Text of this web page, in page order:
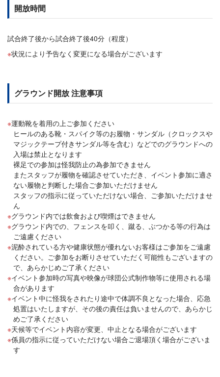
開放時間
試合終了後から試合終了後40分（程度）
状況により予告なく変更になる場合がございます
グラウンド開放 注意事項
運動靴を着用の上ご参加ください
ヒールのある靴・スパイク等のお履物・サンダル（クロックスや
マジックテープ付きサンダル等を含む）などでのグラウンドへの
入場は禁止となります
裸足での参加は怪我防止の為参加できません
またスタッフが履物を確認させていただき、イベント参加に適さ
ない履物と判断した場合ご参加いただけません
スタッフの指示に従っていただけない場合、ご参加いただけませ
ん
グラウンド内では飲食および喫煙はできません
グラウンド内での、フェンスを叩く、蹴る、ぶつかる等の行為は
ご遠慮ください
泥酔されている方や健康状態が優れないお客様はご参加をご遠慮
ください。ご参加をお断りさせていただく可能性もございますの
で、あらかじめご了承ください
イベント参加時の写真や映像が球団公式制作物等に使用される場
合があります
イベント中に怪我をされたり途中で体調不良となった場合、応急
処置はいたしますが、その後の責任は負いませんので、あらかじ
めご了承ください
天候等でイベント内容が変更、中止となる場合がございます
係員の指示に従っていただけない場合ご退場頂く場合がございま
す